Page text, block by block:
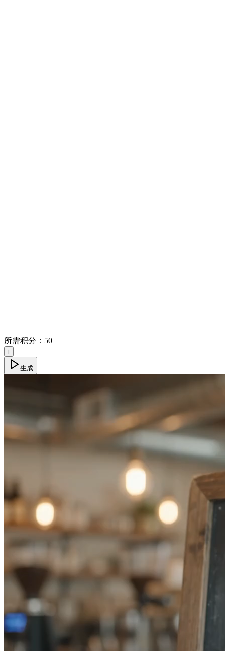
所需积分： 50
i
生成